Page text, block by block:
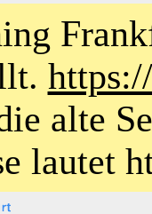
alte
lautet